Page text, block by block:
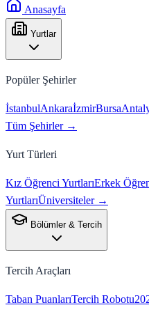
Anasayfa
Yurtlar
Popüler Şehirler
İstanbulAnkaraİzmirBursa
Tüm Şehirler →
Yurt Türleri
Kız Öğrenci YurtlarıErkek
YurtlarıÜniversiteler →
Bölümler & Tercih
Tercih Araçları
Taban PuanlarıTercih Robotu